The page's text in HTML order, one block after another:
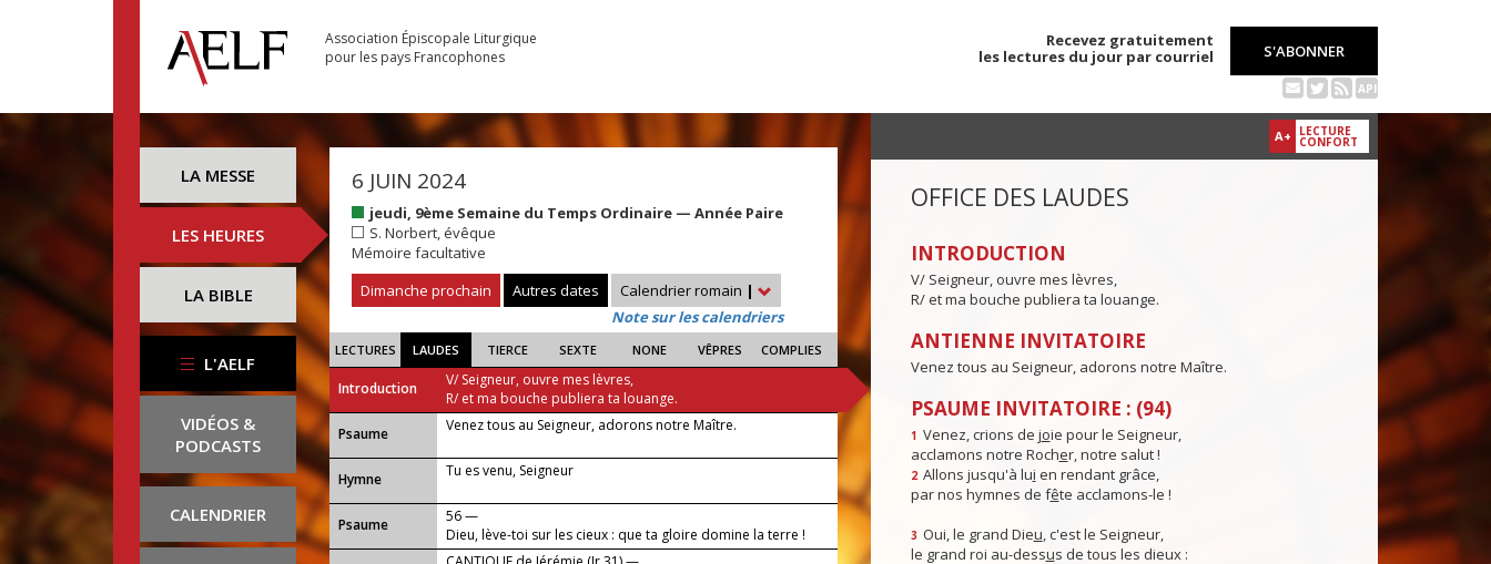
Association Épiscopale Liturgique
pour les pays Francophones
Recevez gratuitement
les lectures du jour par courriel
S'ABONNER
API
LA MESSE
LES HEURES
LA BIBLE
L'AELF
VIDÉOS &
PODCASTS
CALENDRIER
6 JUIN 2024
jeudi, 9ème Semaine du Temps Ordinaire — Année Paire
S. Norbert, évêque
Mémoire facultative
Dimanche prochain
Autres dates Calendrier romain |
Note sur les calendriers
LECTURES LAUDES TIERCE SEXTE NONE VÊPRES COMPLIES
Introduction
V/ Seigneur, ouvre mes lèvres,
R/ et ma bouche publiera ta louange.
Psaume
Venez tous au Seigneur, adorons notre Maître.
Hymne Tu es venu, Seigneur
Psaume
56 —
Dieu, lève-toi sur les cieux : que ta gloire domine la terre !
A+ LECTURE
CONFORT
OFFICE DES LAUDES
INTRODUCTION
V/ Seigneur, ouvre mes lèvres,
R/ et ma bouche publiera ta louange.
ANTIENNE INVITATOIRE
Venez tous au Seigneur, adorons notre Maître.
PSAUME INVITATOIRE : (94)
1 Venez, crions de joie pour le Seigneur,
acclamons notre Rocher, notre salut !
2 Allons jusqu'à lui en rendant grâce,
par nos hymnes de fête acclamons-le !
3 Oui, le grand Dieu, c'est le Seigneur,
le grand roi au-dessus de tous les dieux :